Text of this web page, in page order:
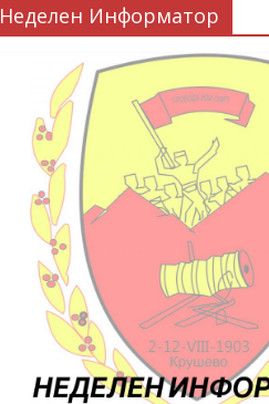
Неделен Информатор